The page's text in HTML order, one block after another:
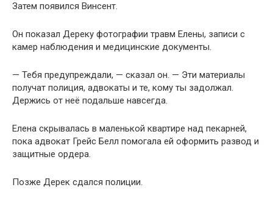
Затем появился Винсент.
Он показал Дереку фотографии травм Елены, записи с
камер наблюдения и медицинские документы.
— Тебя предупреждали, — сказал он. — Эти материалы
получат полиция, адвокаты и те, кому ты задолжал.
Держись от неё подальше навсегда.
Елена скрывалась в маленькой квартире над пекарней,
пока адвокат Грейс Белл помогала ей оформить развод и
защитные ордера.
Позже Дерек сдался полиции.